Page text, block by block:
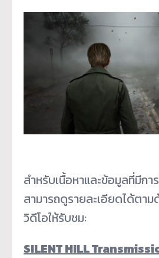
สำหรับเนื้อหาและข้อมูลที่มีกา
สามารถดูรายละเอียดได้ตา
วิดีโอให้รับชม:
SILENT HILL